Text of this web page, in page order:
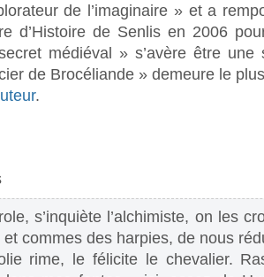
de l’imaginaire » et a
d’Histoire de Senlis en 2006
médiéval » s’avère être
de Brocéliande » demeure le
.
s’inquiète l’alchimiste, on les
et commes des harpies, de nous
rime, le félicite le chevalier.